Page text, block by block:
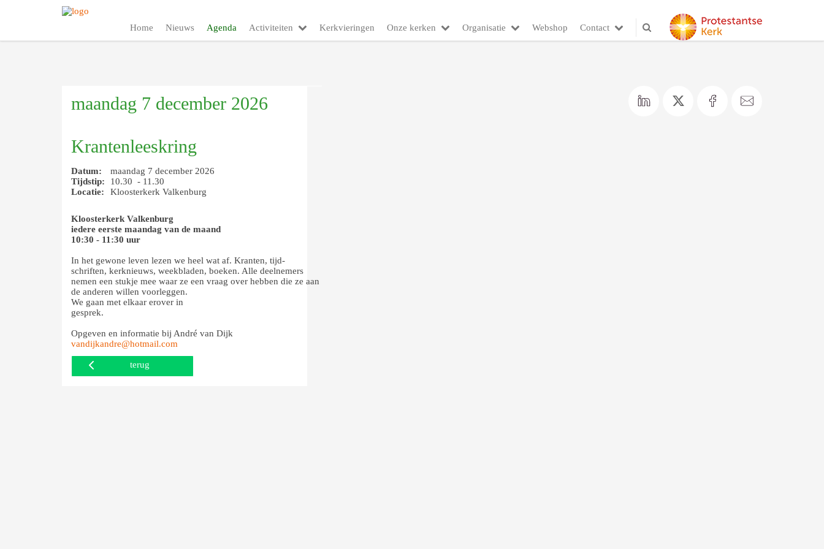
Home Nieuws Agenda Activiteiten Kerkvieringen Onze kerken Organisatie Webshop Contact
maandag 7 december 2026
Krantenleeskring
Datum:
maandag 7 december 2026
Tijdstip:
10.30 - 11.30
Locatie:
Kloosterkerk Valkenburg
Kloosterkerk Valkenburg
iedere eerste maandag van de maand
10:30 - 11:30 uur
In het gewone leven lezen we heel wat af. Kranten, tijd-
schriften, kerknieuws, weekbladen, boeken. Alle deelnemers
nemen een stukje mee waar ze een vraag over hebben die ze aan
de anderen willen voorleggen.
We gaan met elkaar erover in
gesprek.
Opgeven en informatie bij André van Dijk
vandijkandre@hotmail.com
terug